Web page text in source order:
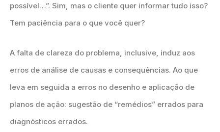
possível…”. Sim, mas o cliente quer informar tudo isso?
Tem paciência para o que você quer?
A falta de clareza do problema, inclusive, induz aos
erros de análise de causas e consequências. Ao que
leva em seguida a erros no desenho e aplicação de
planos de ação: sugestão de “remédios” errados para
diagnósticos errados.